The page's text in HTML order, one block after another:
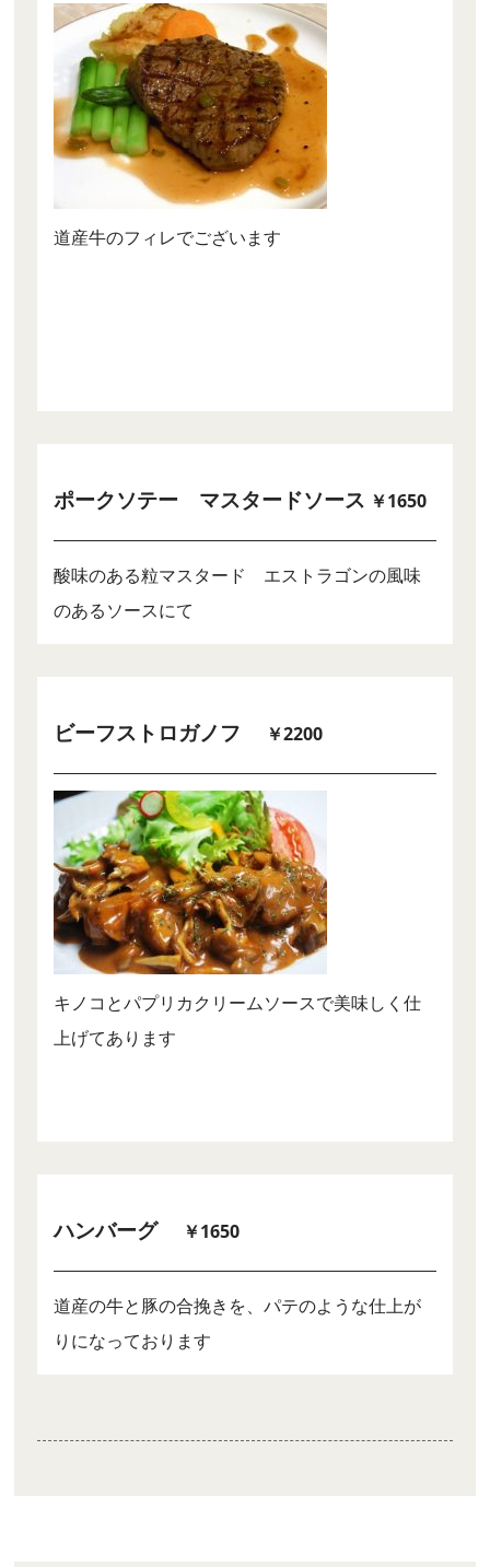
道産牛のフィレでございます
ポークソテー マスタードソース ￥1650
酸味のある粒マスタード エストラゴンの風味
のあるソースにて
ビーフストロガノフ ￥2200
キノコとパプリカクリームソースで美味しく仕
上げてあります
ハンバーグ ￥1650
道産の牛と豚の合挽きを、パテのような仕上が
りになっております